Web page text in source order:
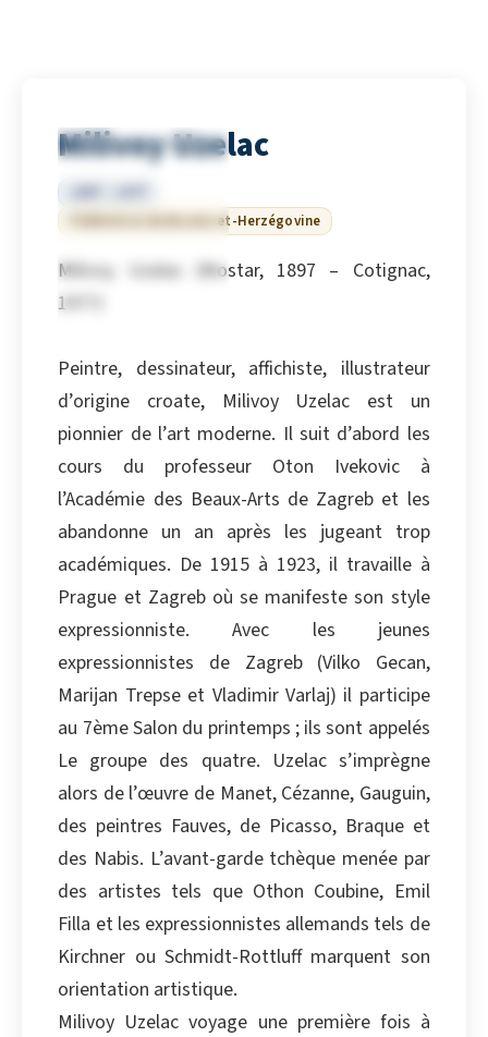
Milivoy Uzelac
Fédération de Bosnie-et-Herzégovine
Milivoy Uzelac (Mostar, 1897 – Cotignac,
1977)
Peintre, dessinateur, affichiste, illustrateur
d’origine croate, Milivoy Uzelac est un
pionnier de l’art moderne. Il suit d’abord les
cours du professeur Oton Ivekovic à
l’Académie des Beaux-Arts de Zagreb et les
abandonne un an après les jugeant trop
académiques. De 1915 à 1923, il travaille à
Prague et Zagreb où se manifeste son style
expressionniste. Avec les jeunes
expressionnistes de Zagreb (Vilko Gecan,
Marijan Trepse et Vladimir Varlaj) il participe
au 7ème Salon du printemps ; ils sont appelés
Le groupe des quatre. Uzelac s’imprègne
alors de l’œuvre de Manet, Cézanne, Gauguin,
des peintres Fauves, de Picasso, Braque et
des Nabis. L’avant-garde tchèque menée par
des artistes tels que Othon Coubine, Emil
Filla et les expressionnistes allemands tels de
Kirchner ou Schmidt-Rottluff marquent son
orientation artistique.
Milivoy Uzelac voyage une première fois à